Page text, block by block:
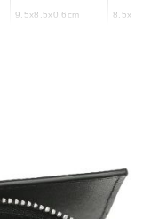
9.5x8.5x0.6cm